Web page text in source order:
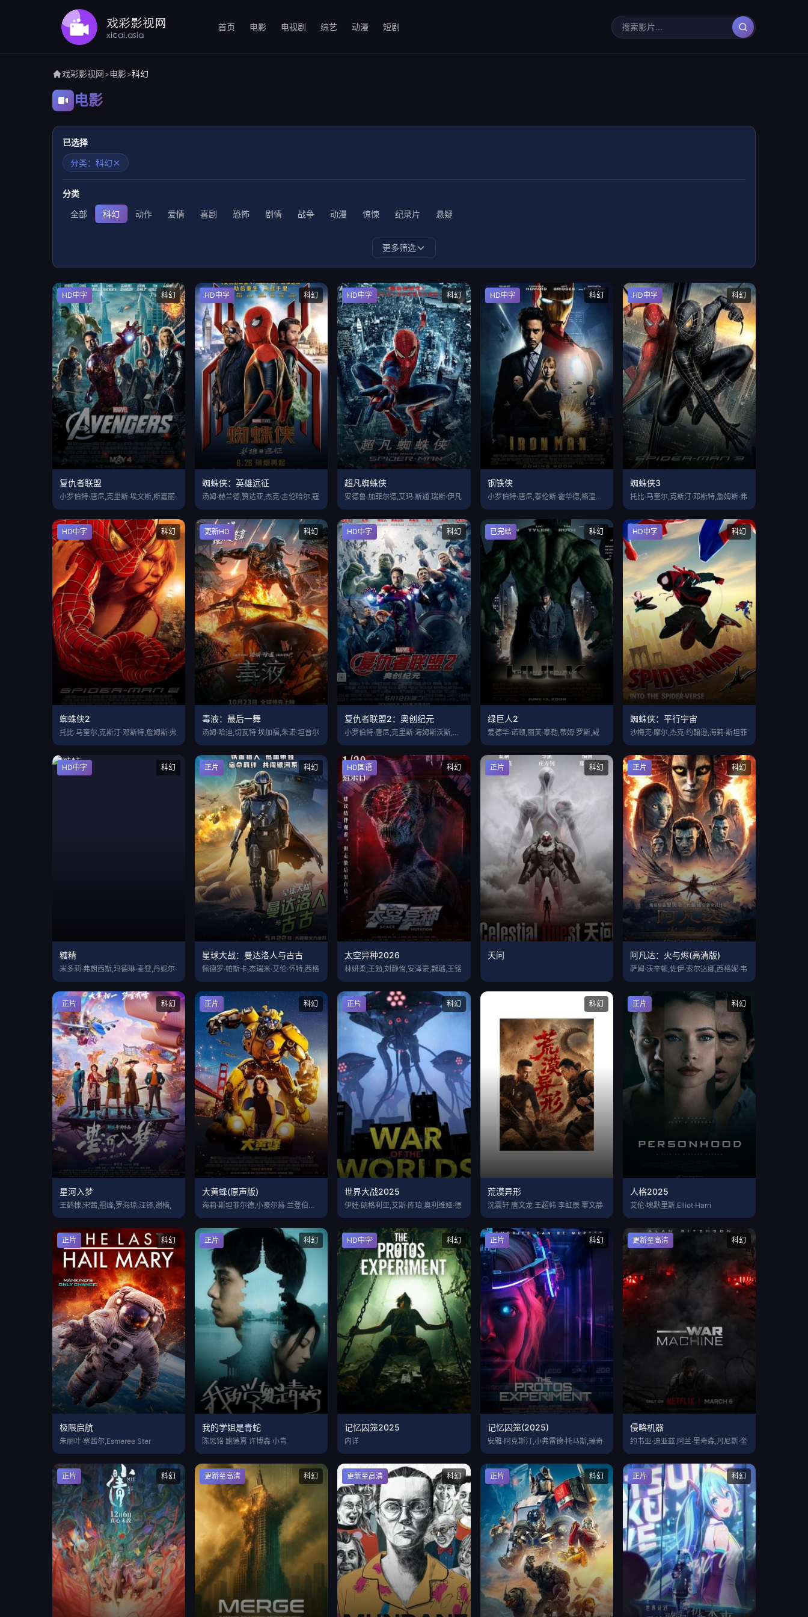
首页 电影 电视剧 综艺 动漫 短剧
戏彩影视网>电影>科幻
电影
已选择
分类：科幻
分类
全部
科幻 动作 爱情 喜剧 恐怖 剧情 战争 动漫 惊悚 纪录片 悬疑
更多筛选
科幻
HD中字
复仇者联盟
小罗伯特·唐尼,克里斯·埃文斯,斯嘉丽·
科幻
HD中字
蜘蛛侠：英雄远征
汤姆·赫兰德,赞达亚,杰克·吉伦哈尔,寇
科幻
HD中字
超凡蜘蛛侠
安德鲁·加菲尔德,艾玛·斯通,瑞斯·伊凡
科幻
HD中字
钢铁侠
小罗伯特·唐尼,泰伦斯·霍华德,格温妮斯
科幻
HD中字
蜘蛛侠3
托比·马奎尔,克斯汀·邓斯特,詹姆斯·弗
科幻
HD中字
蜘蛛侠2
托比·马奎尔,克斯汀·邓斯特,詹姆斯·弗
科幻
更新HD
毒液：最后一舞
汤姆·哈迪,切瓦特·埃加福,朱诺·坦普尔
科幻
HD中字
复仇者联盟2：奥创纪元
小罗伯特·唐尼,克里斯·海姆斯沃斯,马克
科幻
已完结
绿巨人2
爱德华·诺顿,丽芙·泰勒,蒂姆·罗斯,威
科幻
HD中字
蜘蛛侠：平行宇宙
沙梅克·摩尔,杰克·约翰逊,海莉·斯坦菲
科幻
HD中字
糖精
米多莉·弗朗西斯,玛德琳·麦登,丹妮尔·
科幻
正片
星球大战：曼达洛人与古古
佩德罗·帕斯卡,杰瑞米·艾伦·怀特,西格
科幻
HD国语
太空异种2026
林妍柔,王勉,刘静怡,安泽豪,魏璐,王铭
科幻
正片
天问
科幻
正片
阿凡达：火与烬(高清版)
萨姆·沃辛顿,佐伊·索尔达娜,西格妮·韦
科幻
正片
星河入梦
王鹤棣,宋茜,祖峰,罗海琼,汪铎,谢楠,
科幻
正片
大黄蜂(原声版)
海莉·斯坦菲尔德,小豪尔赫·兰登伯格,约
科幻
正片
世界大战2025
伊娃·朗格利亚,艾斯·库珀,奥利维娅·德
科幻
荒漠异形
沈震轩 唐文龙 王超帏 李虹辰 覃文静
科幻
正片
人格2025
艾伦·埃默里斯,Elliot·Harri
科幻
正片
极限启航
朱丽叶·塞茜尔,Esmeree Ster
科幻
正片
我的学姐是青蛇
陈思铭 鲍德熹 许博森 小青
科幻
HD中字
记忆囚笼2025
内详
科幻
正片
记忆囚笼(2025)
安雅·阿克斯汀,小弗雷德·托马斯,瑞奇·
科幻
更新至高清
侵略机器
约书亚·迪亚兹,阿兰·里奇森,丹尼斯·奎
科幻
正片 科幻
更新至高清 科幻
更新至高清 科幻
正片 科幻
正片